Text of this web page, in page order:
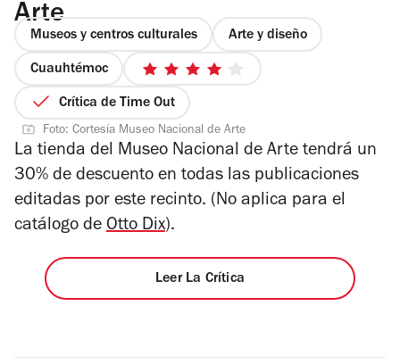
Arte
Museos y centros culturales Arte y diseño
Cuauhtémoc
4
estrellas
Crítica de Time Out
Foto: Cortesía Museo Nacional de Arte
La tienda del Museo Nacional de Arte tendrá un
30% de descuento en todas las publicaciones
editadas por este recinto. (No aplica para el
catálogo de Otto Dix).
Leer La Crítica